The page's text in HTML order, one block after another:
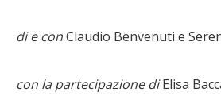
di e conClaudio Benvenuti e
con la partecipazione diElisa